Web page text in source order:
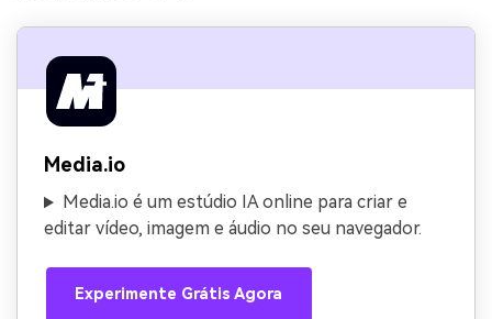
Media.io
Media.io é um estúdio IA online para criar e
editar vídeo, imagem e áudio no seu navegador.
Experimente Grátis Agora